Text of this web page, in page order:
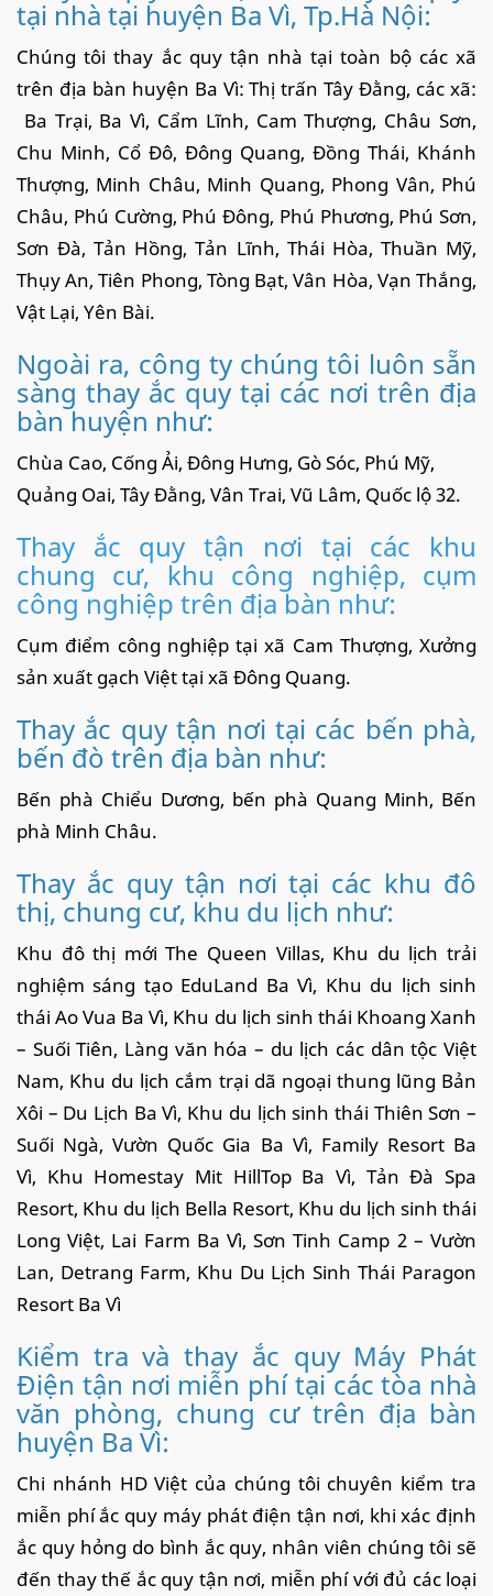
tại nhà tại huyện Ba Vì, Tp.Hà Nội:
Chúng tôi thay ắc quy tận nhà tại toàn bộ các xã
trên địa bàn huyện Ba Vì: Thị trấn Tây Đằng, các xã:
Ba Trại, Ba Vì, Cẩm Lĩnh, Cam Thượng, Châu Sơn,
Chu Minh, Cổ Đô, Đông Quang, Đồng Thái, Khánh
Thượng, Minh Châu, Minh Quang, Phong Vân, Phú
Châu, Phú Cường, Phú Đông, Phú Phương, Phú Sơn,
Sơn Đà, Tản Hồng, Tản Lĩnh, Thái Hòa, Thuần Mỹ,
Thụy An, Tiên Phong, Tòng Bạt, Vân Hòa, Vạn Thắng,
Vật Lại, Yên Bài.
Ngoài ra, công ty chúng tôi luôn sẵn
sàng thay ắc quy tại các nơi trên địa
bàn huyện như:
Chùa Cao, Cống Ải, Đông Hưng, Gò Sóc, Phú Mỹ,
Quảng Oai, Tây Đằng, Vân Trai, Vũ Lâm, Quốc lộ 32.
Thay ắc quy tận nơi tại các khu
chung cư, khu công nghiệp, cụm
công nghiệp trên địa bàn như:
Cụm điểm công nghiệp tại xã Cam Thượng, Xưởng
sản xuất gạch Việt tại xã Đông Quang.
Thay ắc quy tận nơi tại các bến phà,
bến đò trên địa bàn như:
Bến phà Chiểu Dương, bến phà Quang Minh, Bến
phà Minh Châu.
Thay ắc quy tận nơi tại các khu đô
thị, chung cư, khu du lịch như:
Khu đô thị mới The Queen Villas, Khu du lịch trải
nghiệm sáng tạo EduLand Ba Vì, Khu du lịch sinh
thái Ao Vua Ba Vì, Khu du lịch sinh thái Khoang Xanh
– Suối Tiên, Làng văn hóa – du lịch các dân tộc Việt
Nam, Khu du lịch cắm trại dã ngoại thung lũng Bản
Xôi – Du Lịch Ba Vì, Khu du lịch sinh thái Thiên Sơn –
Suối Ngà, Vườn Quốc Gia Ba Vì, Family Resort Ba
Vì, Khu Homestay Mit HillTop Ba Vì, Tản Đà Spa
Resort, Khu du lịch Bella Resort, Khu du lịch sinh thái
Long Việt, Lai Farm Ba Vì, Sơn Tinh Camp 2 – Vườn
Lan, Detrang Farm, Khu Du Lịch Sinh Thái Paragon
Resort Ba Vì
Kiểm tra và thay ắc quy Máy Phát
Điện tận nơi miễn phí tại các tòa nhà
văn phòng, chung cư trên địa bàn
huyện Ba Vì:
Chi nhánh HD Việt của chúng tôi chuyên kiểm tra
miễn phí ắc quy máy phát điện tận nơi, khi xác định
ắc quy hỏng do bình ắc quy, nhân viên chúng tôi sẽ
đến thay thế ắc quy tận nơi, miễn phí với đủ các loại